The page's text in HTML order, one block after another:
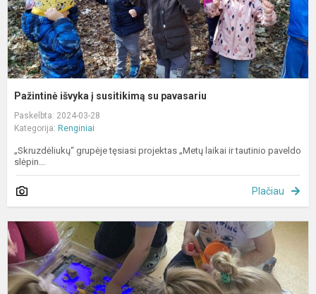
Pažintinė išvyka į susitikimą su pavasariu
Paskelbta: 2024-03-28
Kategorija: Renginiai
„Skruzdėliukų“ grupėje tęsiasi projektas „Metų laikai ir tautinio paveldo
slėpin...
Plačiau